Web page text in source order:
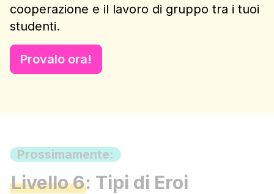
cooperazione e il lavoro di gruppo tra i tuoi
studenti.
Provalo ora!
Prossimamente:
Livello 6: Tipi di Eroi